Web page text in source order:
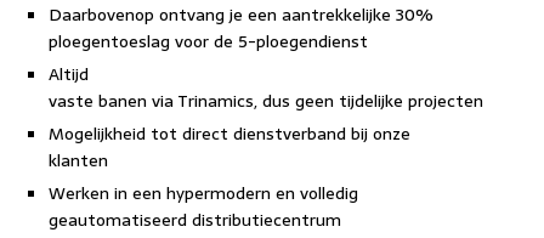
Daarbovenop ontvang je een aantrekkelijke 30%
ploegentoeslag voor de 5-ploegendienst
Altijd
vaste banen via Trinamics, dus geen tijdelijke projecten
Mogelijkheid tot direct dienstverband bij onze
klanten
Werken in een hypermodern en volledig
geautomatiseerd distributiecentrum